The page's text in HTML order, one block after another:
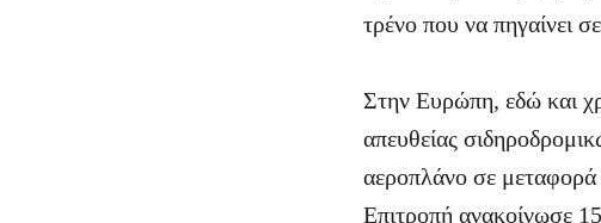
τρένο που να πηγαίνει
Στην Ευρώπη, εδώ και
απευθείας
αεροπλάνο σε
Επιτροπή ανακοίνωσε